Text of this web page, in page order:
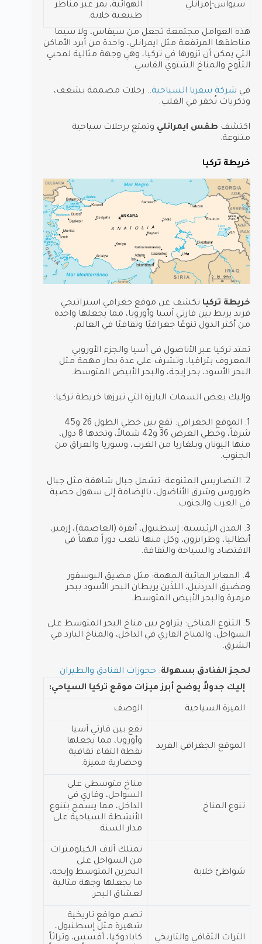
سيواس-إمرانلي
الهوائية، يمر عبر مناظر
طبيعية خلابة.
هذه العوامل مجتمعة تجعل من سيفاس، ولا سيما
مناطقها المرتفعة مثل ايمرانلي، واحدة من أبرد الأماكن
التي يمكن أن تزورها في تركيا، وهي وجهة مثالية لمحبي
الثلوج والمناخ الشتوي القاسي.
في شركة سفرنا السياحية.. رحلات مصممة بشغف،
وذكريات تُحفر في القلب.
اكتشف طقس ايمرانلي وتمتع برحلات سياحية
متنوعة.
خريطة تركيا
خريطة تركيا تكشف عن موقع جغرافي استراتيجي
فريد يربط بين قارتي آسيا وأوروبا، مما يجعلها واحدة
من أكثر الدول تنوعًا جغرافيًا وثقافيًا في العالم.
تمتد تركيا عبر الأناضول في آسيا والجزء الأوروبي
المعروف بتراقيا، وتشرف على عدة بحار مهمة مثل
البحر الأسود، بحر إيجة، والبحر الأبيض المتوسط.
وإليك بعض السمات البارزة التي تبرزها خريطة تركيا:
1. الموقع الجغرافي: تقع بين خطي الطول 26 و45
شرقاً، وخطي العرض 36 و42 شمالاً، وتحدها 8 دول،
منها اليونان وبلغاريا من الغرب، وسوريا والعراق من
الجنوب.
2. التضاريس المتنوعة: تشمل جبال شاهقة مثل جبال
طوروس وشرق الأناضول، بالإضافة إلى سهول خصبة
في الغرب والجنوب.
3. المدن الرئيسية: إسطنبول، أنقرة (العاصمة)، إزمير،
أنطاليا، وطرابزون، وكل منها تلعب دوراً مهماً في
الاقتصاد والسياحة والثقافة.
4. المعابر المائية المهمة: مثل مضيق البوسفور
ومضيق الدردنيل، اللذَين يربطان البحر الأسود ببحر
مرمرة والبحر الأبيض المتوسط.
5. التنوع المناخي: يتراوح بين مناخ البحر المتوسط على
السواحل، والمناخ القاري في الداخل، والمناخ البارد في
الشرق.
لحجز الفنادق بسهولة: حجوزات الفنادق والطيران
إليك جدولاً يوضح أبرز ميزات موقع تركيا السياحي:
الميزة السياحية الوصف
الموقع الجغرافي الفريد
تقع بين قارتي آسيا
وأوروبا، مما يجعلها
نقطة التقاء ثقافية
وحضارية مميزة.
تنوع المناخ
مناخ متوسطي على
السواحل، وقاري في
الداخل، مما يسمح بتنوع
الأنشطة السياحية على
مدار السنة.
شواطئ خلابة
تمتلك آلاف الكيلومترات
من السواحل على
البحرين المتوسط وإيجه،
ما يجعلها وجهة مثالية
لعشاق البحر.
التراث الثقافي والتاريخي
تضم مواقع تاريخية
شهيرة مثل إسطنبول،
كابادوكيا، أفسس، وتراثاً